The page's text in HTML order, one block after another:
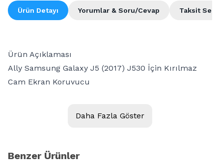
Ürün Detayı Taksit
Yorumlar & Soru/Cevap
Ürün Açıklaması
Ally Samsung Galaxy J5 (2017) J530 İçin Kırılmaz
Cam Ekran Koruyucu
Yüksek kalite materyalden üretilmiştir. Ekranını kir
Daha Fazla Göster
Benzer Ürünler